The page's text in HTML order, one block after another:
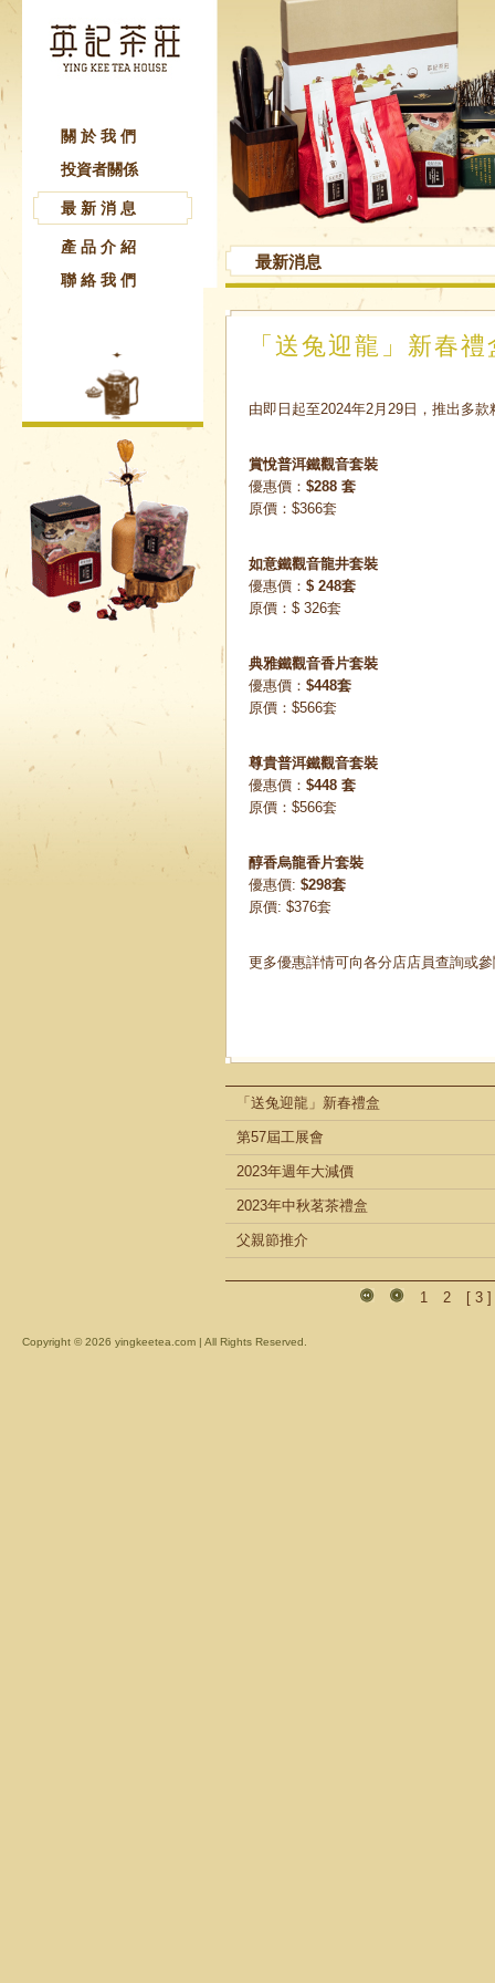
關於我們
投資者關係
最新消息
產品介紹
聯絡我們
最新消息
「送兔迎龍」新春禮
由即日起至2024年2月29日，推出多
賞悅普洱鐵觀音套裝
優惠價： $288 套
原價：$366套
如意鐵觀音龍井套裝
優惠價： $ 248套
原價：$ 326套
典雅鐵觀音香片套裝
優惠價： $448套
原價：$566套
尊貴普洱鐵觀音套裝
優惠價： $448 套
原價：$566套
醇香烏龍香片套裝
優惠價: $298套
原價: $376套
更多優惠詳情可向各分店店員查詢或
「送兔迎龍」新春禮盒
第57屆工展會
2023年週年大減價
2023年中秋茗茶禮盒
父親節推介
1 2 [ 3 ]
Copyright ©2026 yingkeetea.com | All Rights Reserved.